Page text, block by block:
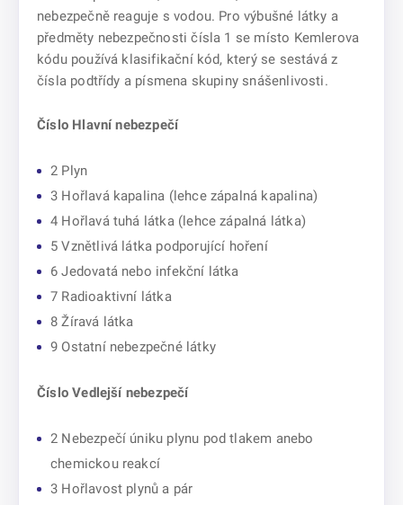
nebezpečně reaguje s vodou. Pro výbušné látky a
předměty nebezpečnosti čísla 1 se místo Kemlerova
kódu používá klasifikační kód, který se sestává z
čísla podtřídy a písmena skupiny snášenlivosti.
Číslo Hlavní nebezpečí
2 Plyn
3 Hořlavá kapalina (lehce zápalná kapalina)
4 Hořlavá tuhá látka (lehce zápalná látka)
5 Vznětlivá látka podporující hoření
6 Jedovatá nebo infekční látka
7 Radioaktivní látka
8 Žíravá látka
9 Ostatní nebezpečné látky
Číslo Vedlejší nebezpečí
2 Nebezpečí úniku plynu pod tlakem anebo
chemickou reakcí
3 Hořlavost plynů a pár